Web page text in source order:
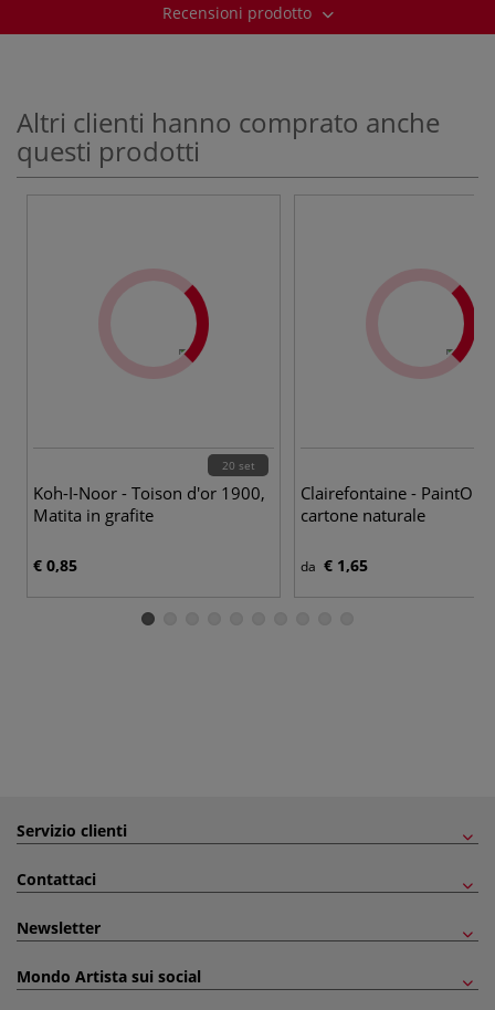
Recensioni prodotto
Altri clienti hanno comprato anche
questi prodotti
20 set
Koh-I-Noor - Toison d'or 1900,
Matita in grafite
€ 0,85
Clairefontaine - PaintON
cartone naturale
da € 1,65
Servizio clienti
Contattaci
Newsletter
Mondo Artista sui social